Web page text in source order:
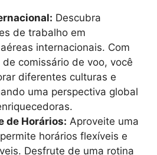
Descubra
de trabalho em
internacionais. Com
de comissário de voo, você
diferentes culturas e
uma perspectiva global
de Horários: Aproveite uma
horários flexíveis e
Desfrute de uma rotina